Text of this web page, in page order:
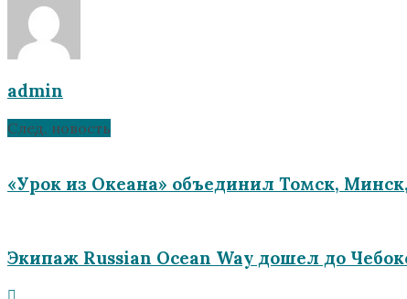
admin
След. новость
«Урок из Океана» объединил Томск,
Экипаж Russian Ocean Way дошел до